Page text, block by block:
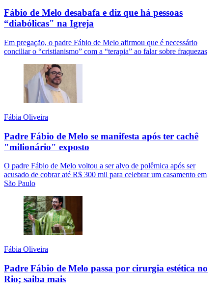
Fábio de Melo desabafa e diz que há pessoas
“diabólicas" na Igreja
Em pregação, o padre Fábio de Melo afirmou que é necessário
conciliar o “cristianismo” com a “terapia” ao falar sobre fraquezas
Fábia Oliveira
Padre Fábio de Melo se manifesta após ter cachê
"milionário" exposto
O padre Fábio de Melo voltou a ser alvo de polêmica após ser
acusado de cobrar até R$ 300 mil para celebrar um casamento em
São Paulo
Fábia Oliveira
Padre Fábio de Melo passa por cirurgia estética no
Rio; saiba mais